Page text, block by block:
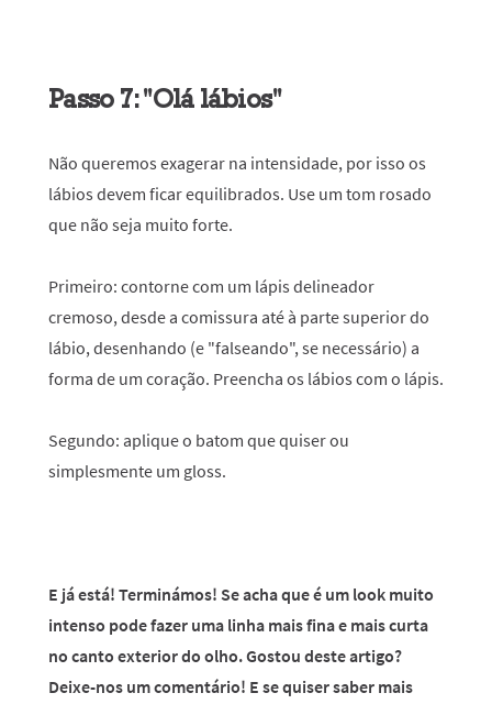
Passo 7: "Olá lábios"
Não queremos exagerar na intensidade, por isso os
lábios devem ficar equilibrados. Use um tom rosado
que não seja muito forte.
Primeiro: contorne com um lápis delineador
cremoso, desde a comissura até à parte superior do
lábio, desenhando (e "falseando", se necessário) a
forma de um coração. Preencha os lábios com o lápis.
Segundo: aplique o batom que quiser ou
simplesmente um gloss.
E já está! Terminámos! Se acha que é um look muito
intenso pode fazer uma linha mais fina e mais curta
no canto exterior do olho. Gostou deste artigo?
Deixe-nos um comentário! E se quiser saber mais